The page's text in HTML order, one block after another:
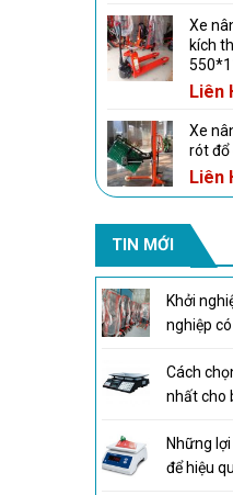
Xe
kích
Liên
Xe
rót đổ
Liên
TIN MỚI
Khởi
nghiệp
Cách
nhất cho
Những
để hiệu